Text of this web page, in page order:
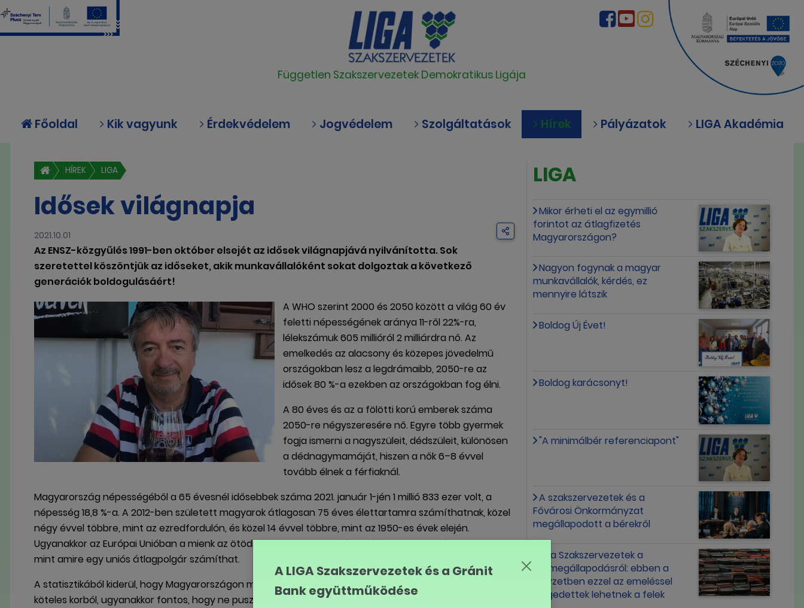
Független Szakszervezetek Demokratikus Ligája
Főoldal Kik vagyunk Érdekvédelem Jogvédelem Szolgáltatások Hírek Pályázatok LIGA Akadémia
HÍREK LIGA
Idősek világnapja
2021.10.01
Az ENSZ-közgyűlés 1991-ben október elsejét az idősek világnapjává nyilvánította. Sok
szeretettel köszöntjük az időseket, akik munkavállalóként sokat dolgoztak a következő
generációk boldogulásáért!
A WHO szerint 2000 és 2050 között a világ 60 év
feletti népességének aránya 11-ről 22%-ra,
lélekszámuk 605 millióról 2 milliárdra nő. Az
emelkedés az alacsony és közepes jövedelmű
országokban lesz a legdrámaibb, 2050-re az
idősek 80 %-a ezekben az országokban fog élni.
A 80 éves és az a fölötti korú emberek száma
2050-re négyszeresére nő. Egyre több gyermek
fogja ismerni a nagyszüleit, dédszüleit, különösen
a dédnagymamáját, hiszen a nők 6–8 évvel
tovább élnek a férfiaknál.
Magyarország népességéből a 65 évesnél idősebbek száma 2021. január 1-jén 1 millió 833 ezer volt, a
népesség 18,8 %-a. A 2012-ben született magyarok átlagosan 75 éves élettartamra számíthatnak, közel
négy évvel többre, mint az ezredfordulón, és közel 14 évvel többre, mint az 1950-es évek elején.
Ugyanakkor az Európai Unióban a mienk az ötödik legalacsonyabb várható élettartam, 5 évvel kevesebb,
mint amire egy uniós átlagpolgár számíthat.
A statisztikából kiderül, hogy Magyarországon minden ötödik honfitársunk már kilépett a munkavégzés
köteles korból, ugyanakkor fontos, hogy ne pusztán eltartottként tekintsünk rájuk: egyrészt közülük
LIGA
Mikor érheti el az egymillió
forintot az átlagfizetés
Magyarországon?
Nagyon fogynak a magyar
munkavállalók, kérdés, ez
mennyire látszik
Boldog Új Évet!
Boldog karácsonyt!
"A minimálbér referenciapont"
A szakszervezetek és a
Fővárosi Önkormányzat
megállapodott a bérekről
Liga Szakszervezetek a
bérmegállapodásról: ebben a
helyzetben ezzel az emeléssel
elégedettek lehetnek a felek
A LIGA Szakszervezetek és a Gránit
Bank együttműködése